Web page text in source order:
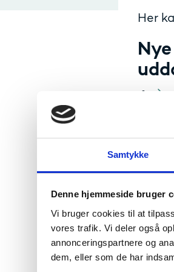
Samtykke
Denne hjemmeside bruger
Vi bruger cookies til at
vores trafik. Vi deler også
annonceringspartnere og
dem, eller som de har
Her